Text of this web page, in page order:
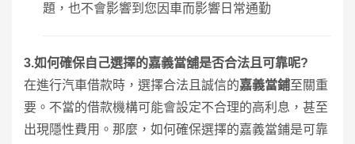
題，也不會影響到您因車而影響日常通勤
3.如何確保自己選擇的嘉義當舖是否合法且可靠呢?
在進行汽車借款時，選擇合法且誠信的嘉義當鋪至關重
要。不當的借款機構可能會設定不合理的高利息，甚至
出現隱性費用。那麼，如何確保選擇的嘉義當鋪是可靠